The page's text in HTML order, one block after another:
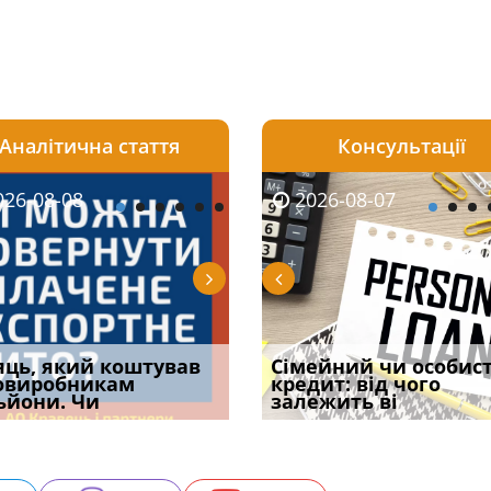
06
встановив для
шкоди
2026-08-06
Документи, на яких не
проставляється
апостиль: пер
Аналітична стаття
08-08
який коштував
Чи
2026-08-07
Огляд практики ВС від
Ростислава Кравця, що
опублі
Консультації
2026-08-05
потрібна ФОП
у 2026 році:
засто
2026-08-07
Сімейний чи
кредит: від чого
залежить ві
2026-07-30
Восьмий ААС
підтвердив, що
може скас